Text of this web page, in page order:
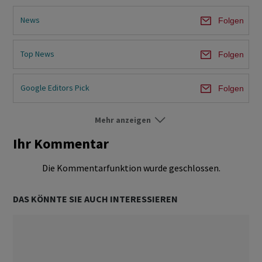
News Folgen
Top News Folgen
Google Editors Pick Folgen
Mehr anzeigen
Ihr Kommentar
Die Kommentarfunktion wurde geschlossen.
DAS KÖNNTE SIE AUCH INTERESSIEREN